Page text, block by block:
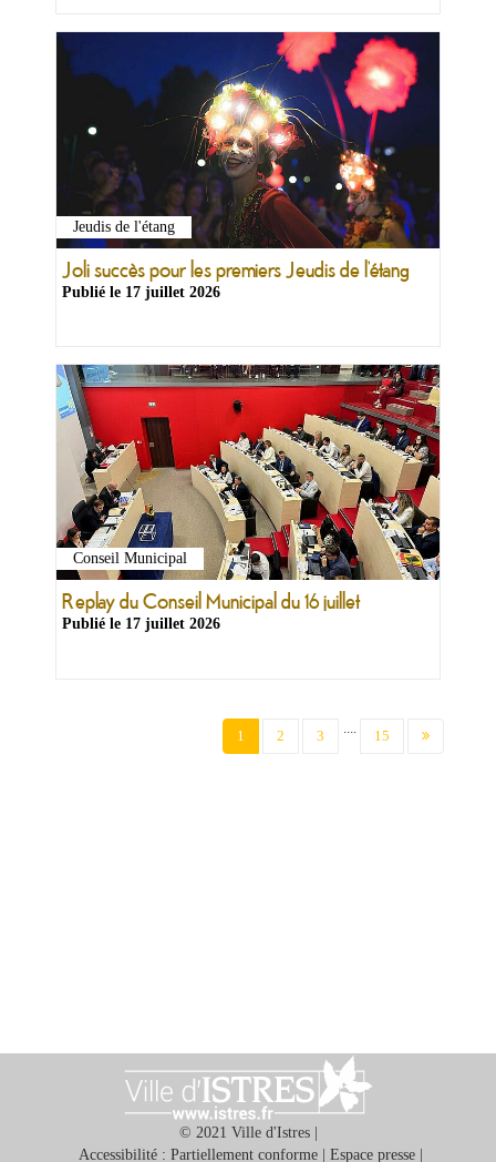
Jeudis de l'étang
Joli succès pour les premiers Jeudis de l’étang
Publié le 17 juillet 2026
Conseil Municipal
Replay du Conseil Municipal du 16 juillet
Publié le 17 juillet 2026
1 (current)
2 3 .... 15
© 2021 Ville d'Istres |
Accessibilité : Partiellement conforme| Espace presse|